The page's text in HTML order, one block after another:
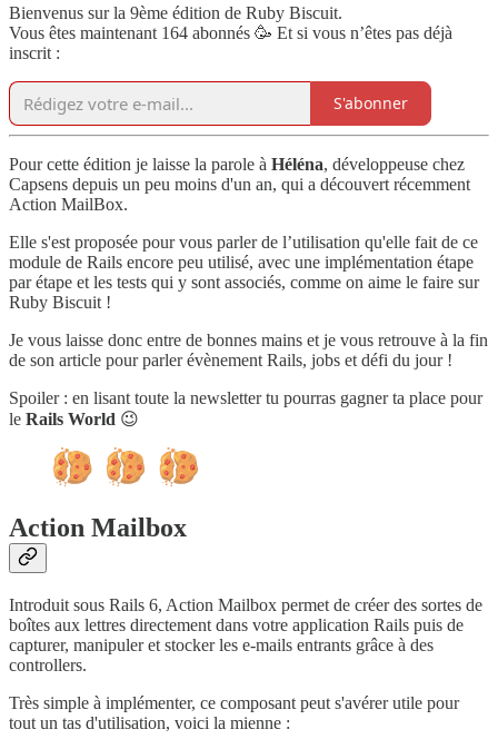
Bienvenus sur la 9ème édition de Ruby Biscuit.
Vous êtes maintenant 164 abonnés 🥳 Et si vous n’êtes pas déjà
inscrit :
S'abonner
Pour cette édition je laisse la parole à Héléna, développeuse chez
Capsens depuis un peu moins d'un an, qui a découvert récemment
Action MailBox.
Elle s'est proposée pour vous parler de l’utilisation qu'elle fait de ce
module de Rails encore peu utilisé, avec une implémentation étape
par étape et les tests qui y sont associés, comme on aime le faire sur
Ruby Biscuit !
Je vous laisse donc entre de bonnes mains et je vous retrouve à la fin
de son article pour parler évènement Rails, jobs et défi du jour !
Spoiler : en lisant toute la newsletter tu pourras gagner ta place pour
le Rails World 😉
Action Mailbox
Introduit sous Rails 6, Action Mailbox permet de créer des sortes de
boîtes aux lettres directement dans votre application Rails puis de
capturer, manipuler et stocker les e-mails entrants grâce à des
controllers.
Très simple à implémenter, ce composant peut s'avérer utile pour
tout un tas d'utilisation, voici la mienne :